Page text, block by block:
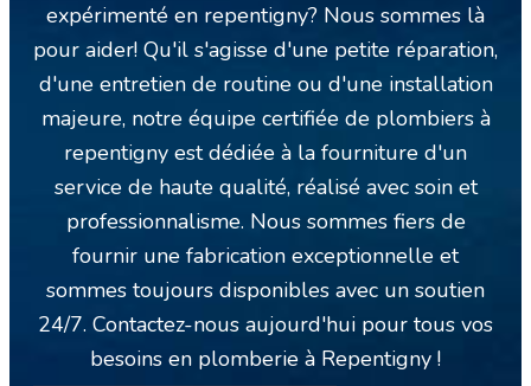
expérimenté en repentigny? Nous sommes là
pour aider! Qu'il s'agisse d'une petite réparation,
d'une entretien de routine ou d'une installation
majeure, notre équipe certifiée de plombiers à
repentigny est dédiée à la fourniture d'un
service de haute qualité, réalisé avec soin et
professionnalisme. Nous sommes fiers de
fournir une fabrication exceptionnelle et
sommes toujours disponibles avec un soutien
24/7. Contactez-nous aujourd'hui pour tous vos
besoins en plomberie à Repentigny !